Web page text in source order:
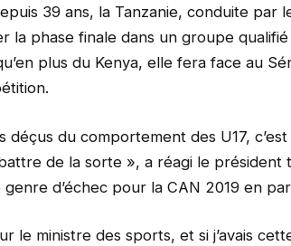
39 ans, la Tanzanie, conduite par
la phase finale dans un groupe
plus du Kenya, elle fera face au
déçus du comportement des U17,
de la sorte », a réagi le président
d’échec pour la CAN 2019 en
le ministre des sports, et si j’avais